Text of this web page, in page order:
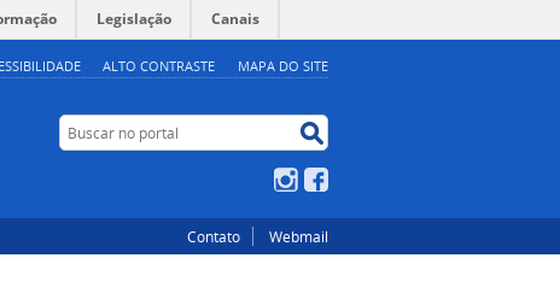
ALTO CONTRASTE MAPA DO SITE
Legislação Canais
Buscar no portal
Instagram
Contato Webmail